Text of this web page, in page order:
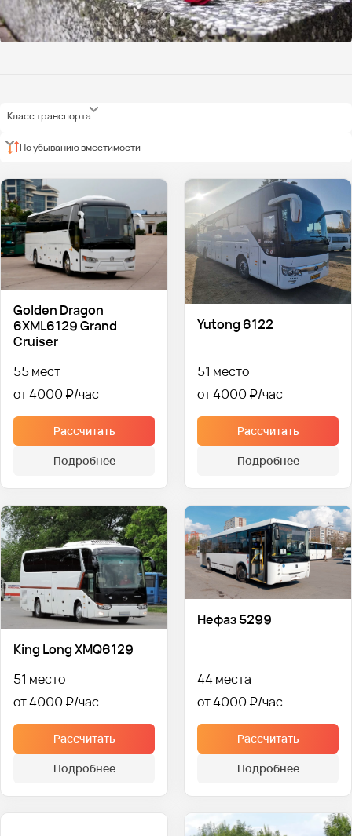
Класс транспорта
По убыванию вместимости
Golden Dragon
6XML6129 Grand
Cruiser
55 мест
от 4000 ₽
Рассчитать
Подробнее
Yutong 6122
51 место
от 4000 ₽
Рассчитать
Подробнее
King Long XMQ6129
51 место
от 4000 ₽
Рассчитать
Подробнее
Нефаз 5299
44 места
от 4000 ₽
Рассчитать
Подробнее